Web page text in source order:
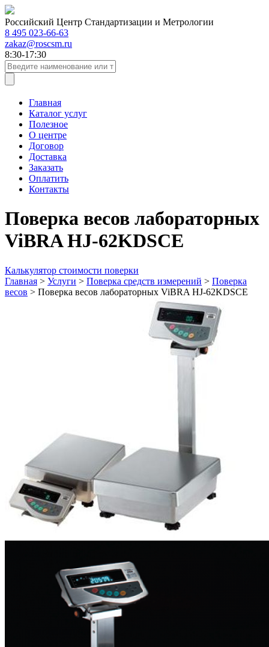
Российский Центр Стандартизации и Метрологии
8 495 023-66-63
zakaz@roscsm.ru
8:30-17:30
Главная
Каталог услуг
Полезное
О центре
Договор
Доставка
Заказать
Оплатить
Контакты
Поверка весов лабораторных
ViBRA HJ-62KDSCE
Калькулятор стоимости поверки
Главная > Услуги > Поверка средств измерений > Поверка
весов > Поверка весов лабораторных ViBRA HJ-62KDSCE